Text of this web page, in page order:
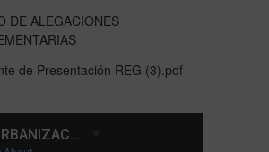
DE ALEGACIONES
de Presentación REG (3).pdf